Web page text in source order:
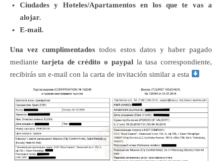
Ciudades y Hoteles/Apartamentos en los que te vas a
alojar.
E-mail.
Una vez cumplimentados todos estos datos y haber pagado
mediante tarjeta de crédito o paypalla tasa correspondiente,
recibirás un e-mail con la carta de invitación similar a esta